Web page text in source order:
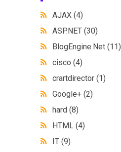
AJAX(4)
ASP.NET(30)
BlogEngine.Net(11)
cisco(4)
crartdirector(1)
Google+(2)
hard(8)
HTML(4)
IT(9)